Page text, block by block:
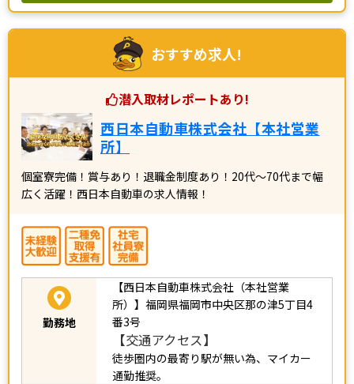
おすすめ求人!
潜入取材レポートあり!
西日本自動車株式会社【本社営業
所】
個室寮完備！賞与あり！退職金制度あり！20代～70代まで幅
広く活躍！西日本自動車の求人情報！
勤務地
【西日本自動車株式会社（本社営業
所）】 福岡県福岡市中央区那の津5丁目4
番3号
【交通アクセス】
徒歩圏内の最寄り駅が無い為、マイカー
通勤推奨。